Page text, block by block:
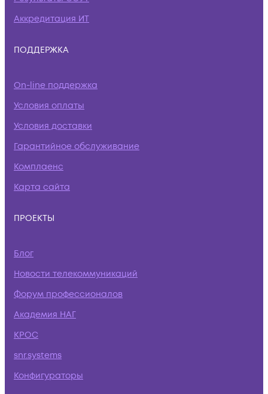
Аккредитация ИТ
ПОДДЕРЖКА
On-line поддержка
Условия оплаты
Условия доставки
Гарантийное обслуживание
Комплаенс
Карта сайта
ПРОЕКТЫ
Блог
Новости телекоммуникаций
Форум профессионалов
Академия НАГ
КРОС
snr.systems
Конфигураторы